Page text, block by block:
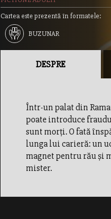
Cartea este prezentă în formatele:
BUZUNAR
DESPRE
Într-un palat din
poate introduce
sunt morţi. O fată
lunga lui carieră: un
magnet pentru rău şi
mister.